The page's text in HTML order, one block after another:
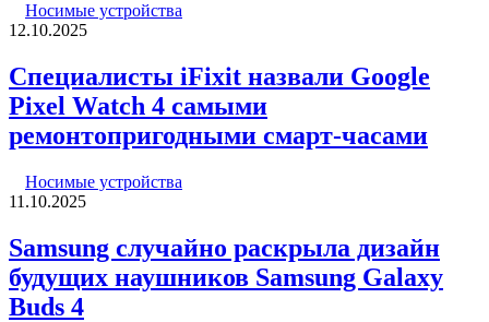
Носимые устройства
12.10.2025
Специалисты iFixit назвали Google
Pixel Watch 4 самыми
ремонтопригодными смарт-часами
Носимые устройства
11.10.2025
Samsung случайно раскрыла дизайн
будущих наушников Samsung Galaxy
Buds 4